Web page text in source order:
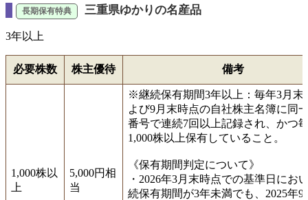
三重県ゆかりの名産品
3年以上
必要株数 株主優待 備考
1,000株以
上
5,000円相
当
※継続保有期間3年以上：毎年3月末
よび9月末時点の自社株主名簿に同
番号で連続7回以上記録され、かつ
1,000株以上保有していること。
《保有期間判定について》
・2026年3月末時点での基準日にお
続保有期間が3年未満でも、2025年9